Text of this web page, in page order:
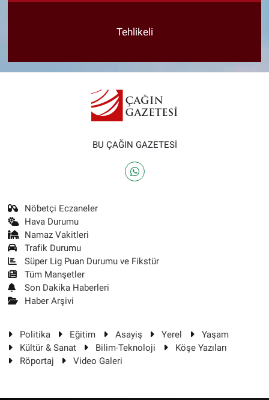
Tehlikeli
BU ÇAĞIN GAZETESİ
Nöbetçi Eczaneler
Hava Durumu
Namaz Vakitleri
Trafik Durumu
Süper Lig Puan Durumu ve Fikstür
Tüm Manşetler
Son Dakika Haberleri
Haber Arşivi
Politika Eğitim Asayiş Yerel
Yaşam
Kültür & Sanat
Bilim-Teknoloji
Köşe Yazıları
Röportaj
Video Galeri